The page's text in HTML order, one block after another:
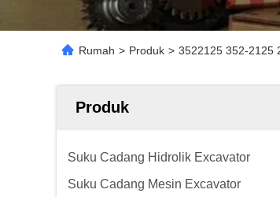
Rumah > Produk > 3522125 352-2125
Produk
Suku Cadang Hidrolik Excavator
Suku Cadang Mesin Excavator